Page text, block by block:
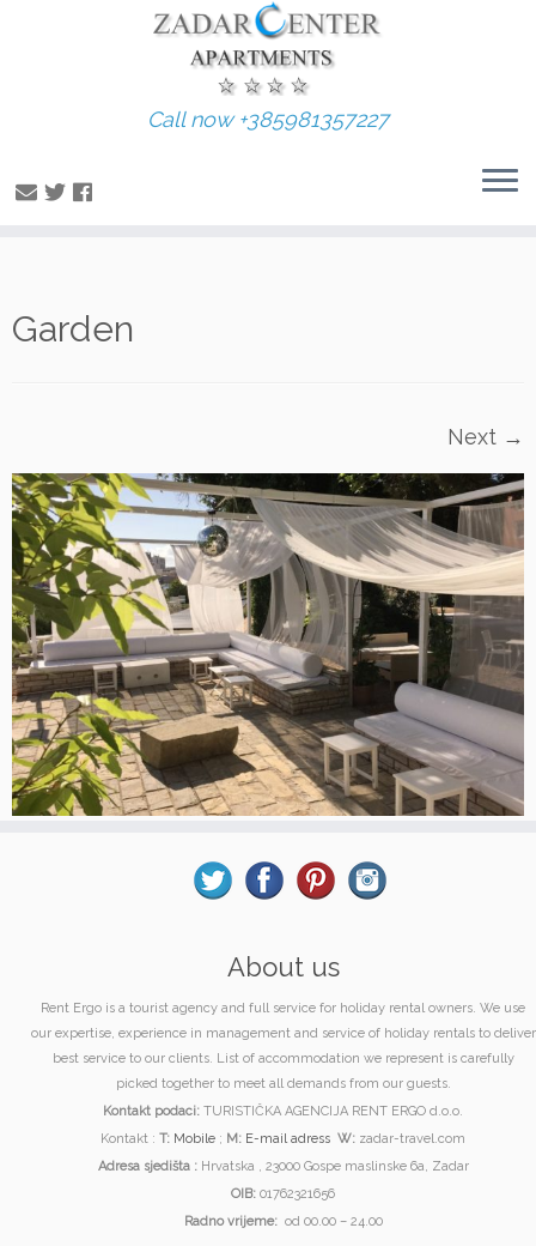
to
Call now +385981357227
Garden
Next →
About us
Rent Ergo is a tourist agency and full service for holiday rental owners. We use
our expertise, experience in management and service of holiday rentals to deliver
best service to our clients. List of accommodation we represent is carefully
picked together to meet all demands from our guests.
Kontakt podaci: TURISTIČKA AGENCIJA RENT ERGO d.o.o.
Kontakt : T: Mobile ; M: E-mail adress W: zadar-travel.com
Adresa sjedišta :Hrvatska , 23000 Gospe maslinske 6a, Zadar
OIB: 01762321656
Radno vrijeme: od 00.00 – 24.00